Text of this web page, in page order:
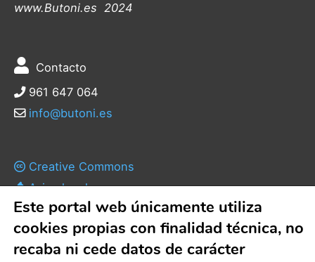
www.Butoni.es 2024
Contacto
961 647 064
info@butoni.es
Creative Commons
Aviso legal
Política de privacidad
Política de cookies
Este portal web únicamente utiliza
cookies propias con finalidad técnica, no
recaba ni cede datos de carácter